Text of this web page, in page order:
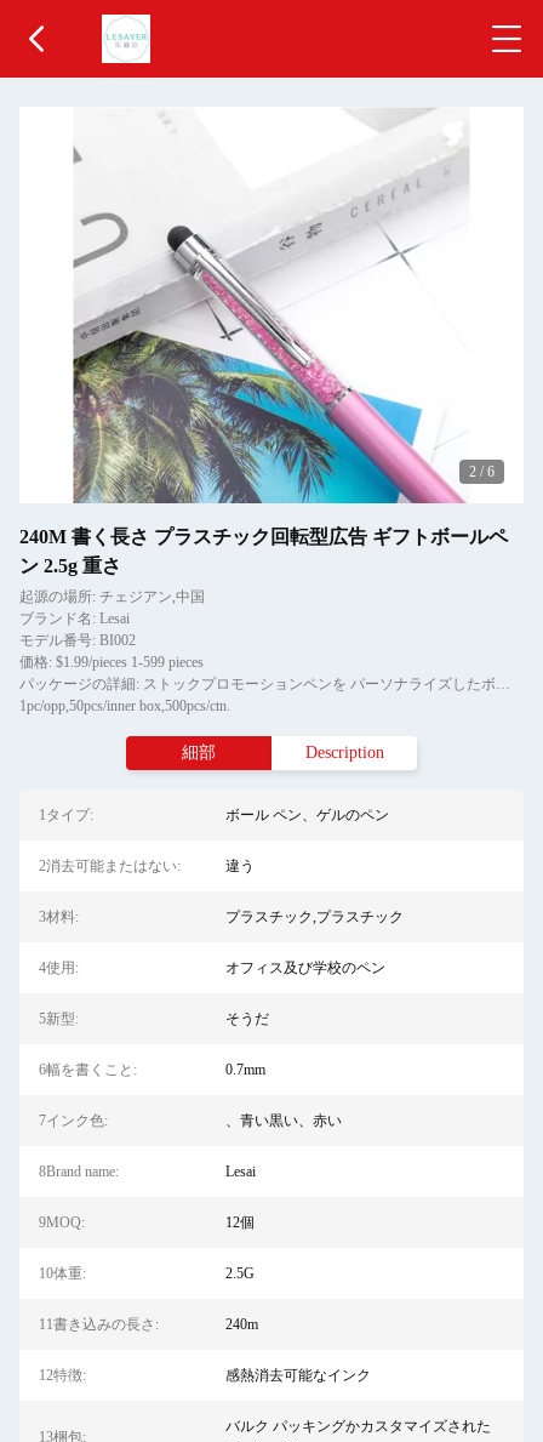
2 / 6
240M 書く長さ プラスチック回転型広告 ギフトボールペ
ン 2.5g 重さ
起源の場所: チェジアン,中国
ブランド名: Lesai
モデル番号: BI002
価格: $1.99/pieces 1-599 pieces
パッケージの詳細: ストックプロモーションペンを パーソナライズしたボールペンを ダイヤモンド・クリスタル・メタル・ボールペンをプレゼントに
1pc/opp,50pcs/inner box,500pcs/ctn.
細部 Description
1タイプ: ボール ペン、ゲルのペン
2消去可能またはない: 違う
3材料: プラスチック,プラスチック
4使用: オフィス及び学校のペン
5新型: そうだ
6幅を書くこと: 0.7mm
7インク色: 、青い黒い、赤い
8Brand name: Lesai
9MOQ: 12個
10体重: 2.5G
11書き込みの長さ: 240m
12特徴: 感熱消去可能なインク
13梱包:
バルク パッキングかカスタマイズされた